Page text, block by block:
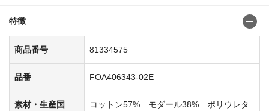
特徴
商品番号 81334575
品番 FOA406343-02E
素材・生産国
コットン57% モダール38% ポリウレタ